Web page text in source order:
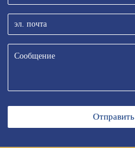
Отправить